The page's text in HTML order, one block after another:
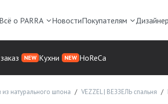
Всё о PARRA НовостиПокупателям
NEW Кухни NEW HoReCa
натурального шпона VEZZEL | ВЕЗЗЕЛЬ спальня